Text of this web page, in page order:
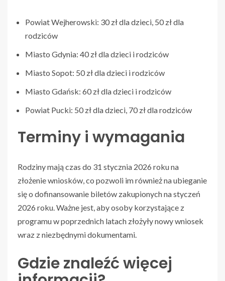
Powiat Wejherowski: 30 zł dla dzieci, 50 zł dla
rodziców
Miasto Gdynia: 40 zł dla dzieci i rodziców
Miasto Sopot: 50 zł dla dzieci i rodziców
Miasto Gdańsk: 60 zł dla dzieci i rodziców
Powiat Pucki: 50 zł dla dzieci, 70 zł dla rodziców
Terminy i wymagania
Rodziny mają czas do 31 stycznia 2026 roku na
złożenie wniosków, co pozwoli im również na ubieganie
się o dofinansowanie biletów zakupionych na styczeń
2026 roku. Ważne jest, aby osoby korzystające z
programu w poprzednich latach złożyły nowy wniosek
wraz z niezbędnymi dokumentami.
Gdzie znaleźć więcej